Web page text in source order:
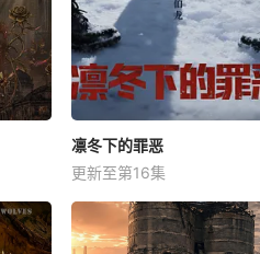
凛冬下的罪恶
更新至第16集